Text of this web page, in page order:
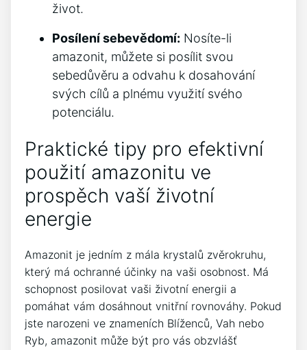
život.
Posílení sebevědomí: Nosíte-li
amazonit, můžete si posílit svou
sebedůvěru a odvahu k dosahování
svých cílů a plnému využití svého
potenciálu.
Praktické tipy pro efektivní
použití amazonitu ve
prospěch vaší životní
energie
Amazonit je jedním z mála krystalů zvěrokruhu,
který má ochranné účinky na vaši osobnost. Má
schopnost posilovat vaši životní energii a
pomáhat vám dosáhnout vnitřní rovnováhy. Pokud
jste narozeni ve znameních Blíženců, Vah nebo
Ryb, amazonit může být pro vás obzvlášť